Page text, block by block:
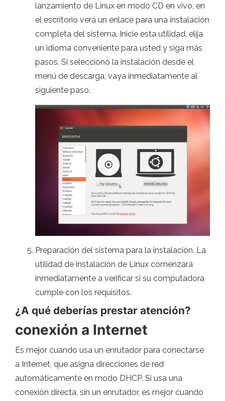
lanzamiento de Linux en modo CD en vivo, en
el escritorio verá un enlace para una instalación
completa del sistema. Inicie esta utilidad, elija
un idioma conveniente para usted y siga más
pasos. Si seleccionó la instalación desde el
menú de descarga, vaya inmediatamente al
siguiente paso.
Preparación del sistema para la instalación. La
utilidad de instalación de Linux comenzará
inmediatamente a verificar si su computadora
cumple con los requisitos.
¿A qué deberías prestar atención?
conexión a Internet
Es mejor cuando usa un enrutador para conectarse
a Internet, que asigna direcciones de red
automáticamente en modo DHCP. Si usa una
conexión directa, sin un enrutador, es mejor cuando